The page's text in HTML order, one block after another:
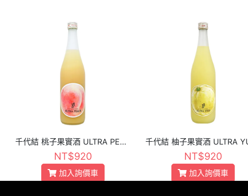
千代結 桃子果實酒 ULTRA PEACH
NT$920
加入詢價車
NT$920
加入詢價車